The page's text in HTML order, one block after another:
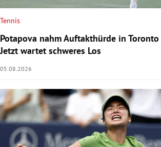
Tennis
Potapova nahm Auftakthürde in
Jetzt wartet schweres Los
05.08.2026